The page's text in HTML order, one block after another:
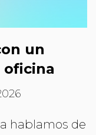
un
oficina
hablamos de